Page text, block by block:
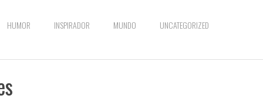
HUMOR INSPIRADOR MUNDO UNCATEGORIZED